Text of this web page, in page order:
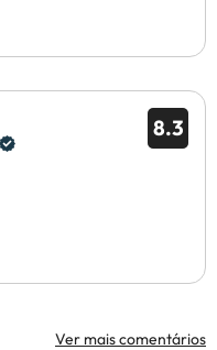
8.3
Ver mais comentários